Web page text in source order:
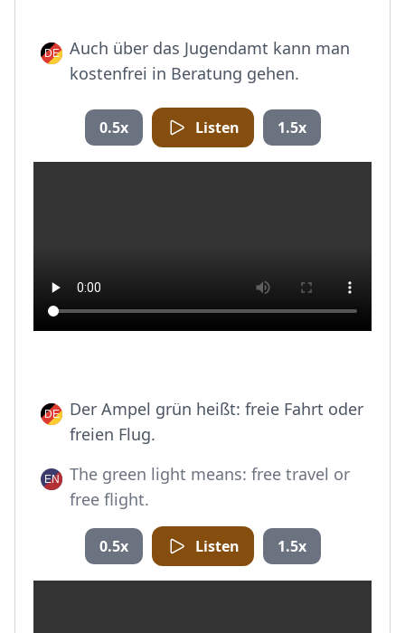
Auch über das Jugendamt kann man
kostenfrei in Beratung gehen.
0.5x Listen 1.5x
Der Ampel grün heißt: freie Fahrt oder
freien Flug.
The green light means: free travel or
free flight.
0.5x Listen 1.5x